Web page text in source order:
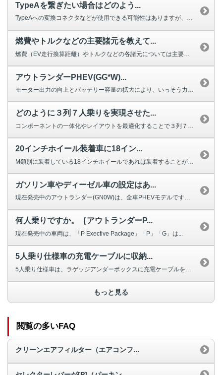
TypeAを繋ぎたい場合はどのよう...
TypeAへの変換コネクタなどが使用できる可能性はありますが、当社として動...
燃費やトルクなどの主要諸元を教えて...
燃費（EV走行換算距離）やトルクなどの各諸元については主要諸元からご確認い...
アウトランダーPHEV(GG*W)...
モーター出力の向上とバッテリー容量の拡大により、いっそう力強い走りと航続距...
どのように３列７人乗りを実現させた...
20インチホイール装着車に18イン...
M類別に装着している18インチホイールであれば装着することが可能です。なお...
ガソリン車やディーゼル車の設定はあ...
現在発売中のアウトランダー(GN0W)は、全車PHEVモデルです。 ガソ...
何人乗りですか。［アウトランダーP...
現在発売中の車両は、「P Exective Package」「P」「G」は...
5人乗り仕様車の充電ケーブルに収納...
5人乗り仕様車は、ラゲッジアンダーボックスに充電ケーブルを収納可能なスペー...
もっと見る
閲覧の多いFAQ
クリーンエアフィルター（エアコンフ...